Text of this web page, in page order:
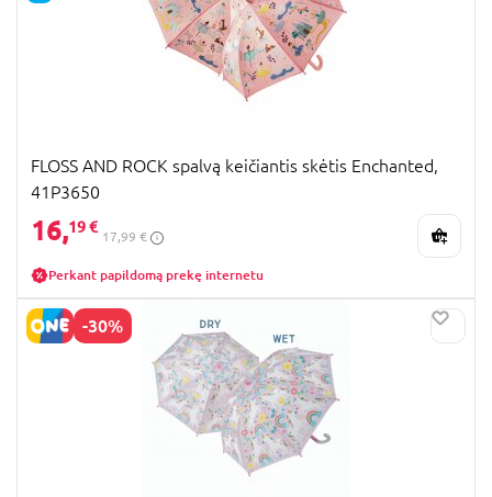
FLOSS AND ROCK spalvą keičiantis skėtis Enchanted,
41P3650
16,19 €
17,99 €
Perkant papildomą prekę internetu
-30%